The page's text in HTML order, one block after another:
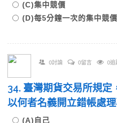
(C)集中競價
(D)每5分鐘一次的集中競價
0討論 0留言 0追
34. 臺灣期貨交易所規定
以何者名義開立錯帳處
(A)自己